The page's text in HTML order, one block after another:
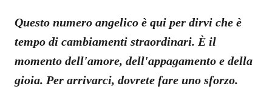
Questo numero angelico è qui per dirvi che è
tempo di cambiamenti straordinari. È il
momento dell'amore, dell'appagamento e della
gioia. Per arrivarci, dovrete fare uno sforzo.